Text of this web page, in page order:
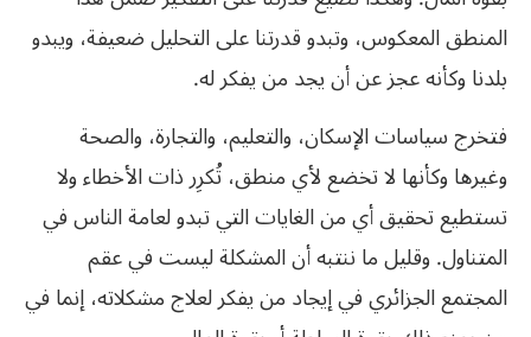
المنطق المعكوس، وتبدو قدرتنا على التحليل ضعيفة، ويبدو
بلدنا وكأنه عجز عن أن يجد من يفكر له.
فتخرج سياسات الإسكان، والتعليم، والتجارة، والصحة
وغيرها وكأنها لا تخضع لأي منطق، تُكرِر ذات الأخطاء ولا
تستطيع تحقيق أي من الغايات التي تبدو لعامة الناس في
المتناول. وقليل ما ننتبه أن المشكلة ليست في عقم
المجتمع الجزائري في إيجاد من يفكر لعلاج مشكلاته، إنما‮ ‬في‮